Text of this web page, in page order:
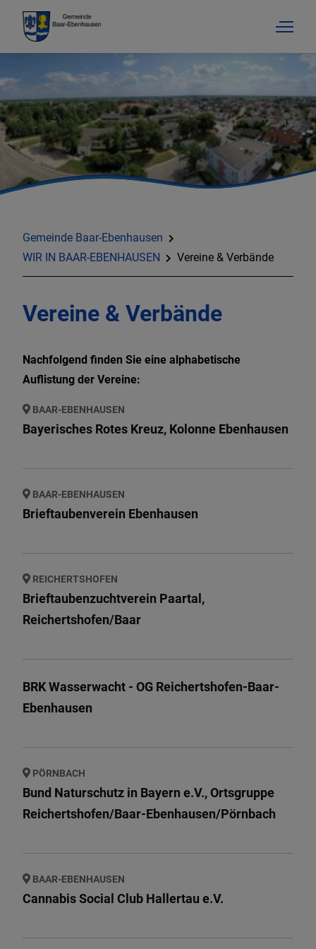
AKTUELLES & TERMINE
BILDUNG & SOZIALES
EBENHAUSEN
Gemeinde Baar-Ebenhausen
WIR IN BAAR-EBENHAUSEN
Vereine & Verbände
Vereine & Verbände
Nachfolgend finden Sie eine alphabetische
Auflistung der Vereine:
BAAR-EBENHAUSEN
Bayerisches Rotes Kreuz, Kolonne Ebenhausen
BAAR-EBENHAUSEN
Brieftaubenverein Ebenhausen
REICHERTSHOFEN
Brieftaubenzuchtverein Paartal,
Reichertshofen/Baar
BRK Wasserwacht - OG Reichertshofen-Baar-
Ebenhausen
PÖRNBACH
Bund Naturschutz in Bayern e.V., Ortsgruppe
Reichertshofen/Baar-Ebenhausen/Pörnbach
BAAR-EBENHAUSEN
Cannabis Social Club Hallertau e.V.